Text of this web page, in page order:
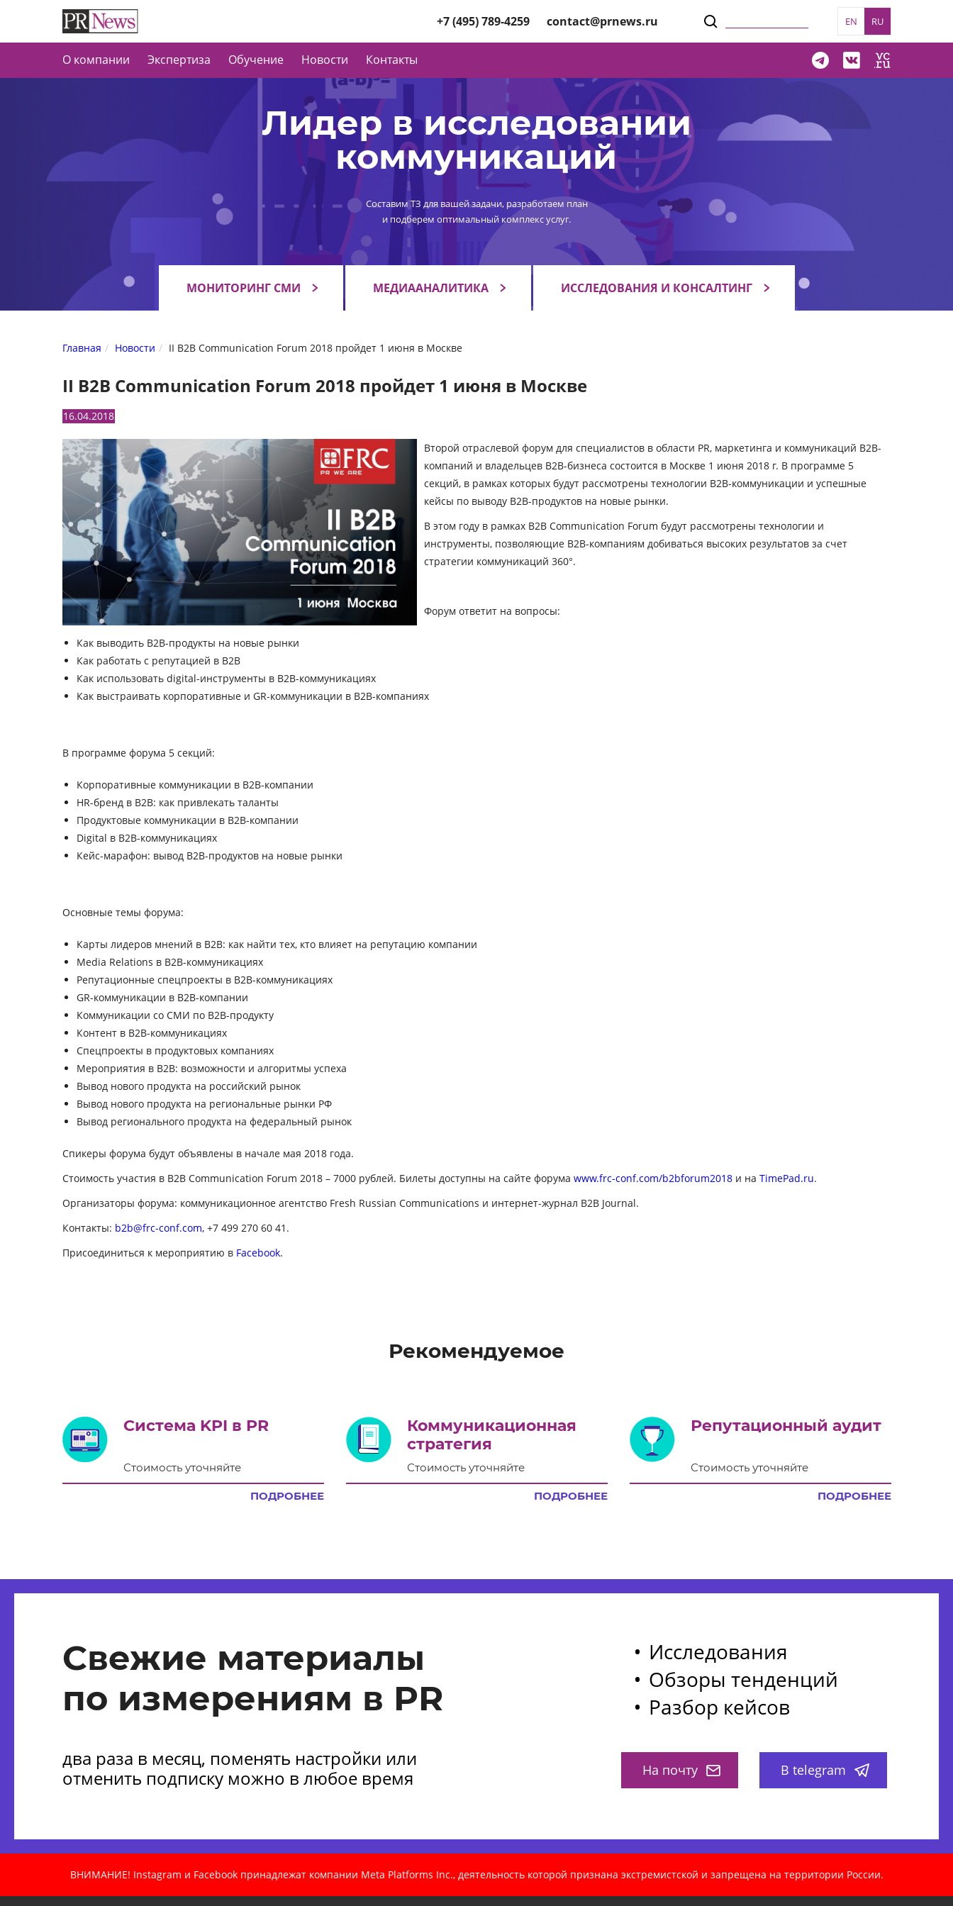
+7 (495) 789-4259 contact@prnews.ru EN RU
О компании Экспертиза Обучение Новости Контакты
Лидер в исследовании
коммуникаций
Составим ТЗ для вашей задачи, разработаем план
и подберем оптимальный комплекс услуг.
МОНИТОРИНГ СМИ МЕДИААНАЛИТИКА ИССЛЕДОВАНИЯ И КОНСАЛТИНГ
Главная Новости II B2B Communication Forum 2018 пройдет 1 июня в Москве
II B2B Communication Forum 2018 пройдет 1 июня в Москве
16.04.2018
Второй отраслевой форум для специалистов в области PR, маркетинга и коммуникаций B2B-
компаний и владельцев B2B-бизнеса состоится в Москве 1 июня 2018 г. В программе 5
секций, в рамках которых будут рассмотрены технологии B2B-коммуникации и успешные
кейсы по выводу B2B-продуктов на новые рынки.
В этом году в рамках B2B Communication Forum будут рассмотрены технологии и
инструменты, позволяющие B2B-компаниям добиваться высоких результатов за счет
стратегии коммуникаций 360°.
Форум ответит на вопросы:
Как выводить B2B-продукты на новые рынки
Как работать с репутацией в B2B
Как использовать digital-инструменты в B2B-коммуникациях
Как выстраивать корпоративные и GR-коммуникации в B2B-компаниях
В программе форума 5 секций:
Корпоративные коммуникации в B2B-компании
HR-бренд в B2B: как привлекать таланты
Продуктовые коммуникации в B2B-компании
Digital в B2B-коммуникациях
Кейс-марафон: вывод B2B-продуктов на новые рынки
Основные темы форума:
Карты лидеров мнений в B2B: как найти тех, кто влияет на репутацию компании
Media Relations в B2B-коммуникациях
Репутационные спецпроекты в B2B-коммуникациях
GR-коммуникации в B2B-компании
Коммуникации со СМИ по B2B-продукту
Контент в B2B-коммуникациях
Спецпроекты в продуктовых компаниях
Мероприятия в B2B: возможности и алгоритмы успеха
Вывод нового продукта на российский рынок
Вывод нового продукта на региональные рынки РФ
Вывод регионального продукта на федеральный рынок
Спикеры форума будут объявлены в начале мая 2018 года.
Стоимость участия в B2B Communication Forum 2018 – 7000 рублей. Билеты доступны на сайте форума www.frc-conf.com/b2bforum2018и на TimePad.ru.
Организаторы форума: коммуникационное агентство Fresh Russian Communications и интернет-журнал B2B Journal.
Контакты: b2b@frc-conf.com,+7 499 270 60 41.
Присоединиться к мероприятию в Facebook.
Рекомендуемое
Система KPI в PR
Стоимость уточняйте
ПОДРОБНЕЕ
Коммуникационная
стратегия
Стоимость уточняйте
ПОДРОБНЕЕ
Репутационный аудит
Стоимость уточняйте
ПОДРОБНЕЕ
Свежие материалы
по измерениям в PR
два раза в месяц, поменять настройки или
отменить подписку можно в любое время
Исследования
Обзоры тенденций
Разбор кейсов
На почту В telegram
ВНИМАНИЕ! Instagram и Facebook принадлежат компании Meta Platforms Inc., деятельность которой признана экстремистской и запрещена на территории России.